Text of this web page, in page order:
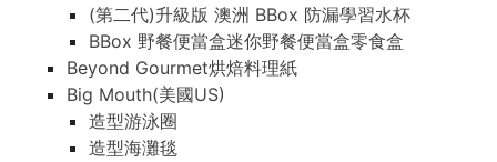
(第二代)升級版 澳洲 BBox 防漏學習水杯
BBox 野餐便當盒迷你野餐便當盒零食盒
Beyond Gourmet烘焙料理紙
Big Mouth(美國US)
造型游泳圈
造型海灘毯